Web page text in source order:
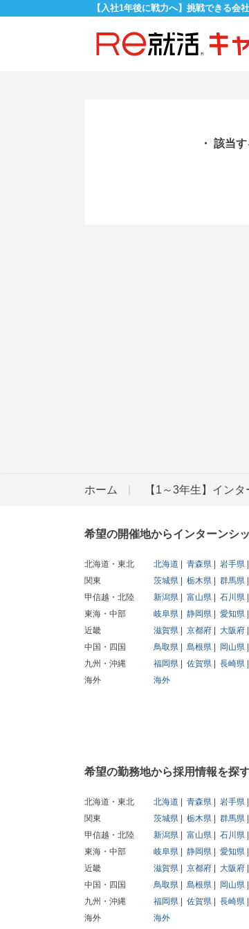
【入社1年後に戦力へ】挑戦できる会
・ 該当
ホーム 【1～3年生】イン
希望の開催地からインターンシ
北海道・東北 北海道 青森県 岩手県
関東
茨城県 栃木県 群馬県
甲信越・北陸
新潟県 富山県 石川県
東海・中部
岐阜県 静岡県 愛知県
近畿
滋賀県 京都府 大阪府
中国・四国
鳥取県 島根県 岡山県
九州・沖縄
福岡県 佐賀県 長崎県
海外
海外
希望の勤務地から採用情報を探
北海道・東北 北海道 青森県 岩手県
関東
茨城県 栃木県 群馬県
甲信越・北陸
新潟県 富山県 石川県
東海・中部
岐阜県 静岡県 愛知県
近畿
滋賀県 京都府 大阪府
中国・四国
鳥取県 島根県 岡山県
九州・沖縄
福岡県 佐賀県 長崎県
海外
海外